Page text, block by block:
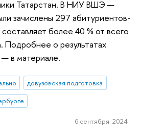
Татарстан. В НИУ ВШЭ —
зачислены 297 абитуриентов-
более 40 % от всего
о результатах
в материале.
довузовская подготовка
6 сентября 2024